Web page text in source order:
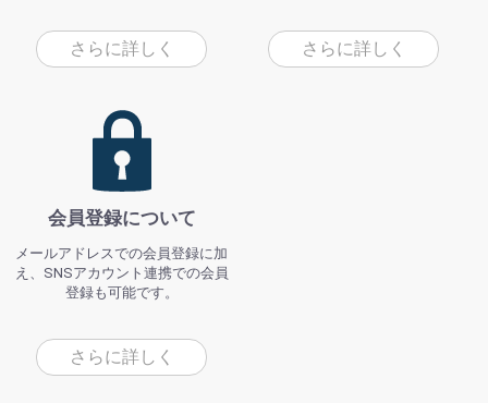
さらに詳しく さらに詳しく
会員登録について
メールアドレスでの会員登録に加
え、SNSアカウント連携での会員
登録も可能です。
さらに詳しく